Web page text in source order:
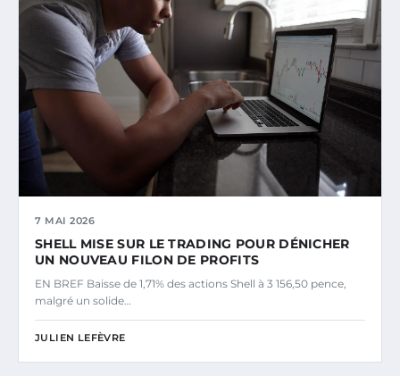
7 MAI 2026
SHELL MISE SUR LE TRADING POUR DÉNICHER
UN NOUVEAU FILON DE PROFITS
EN BREF Baisse de 1,71% des actions Shell à 3 156,50 pence,
malgré un solide…
JULIEN LEFÈVRE